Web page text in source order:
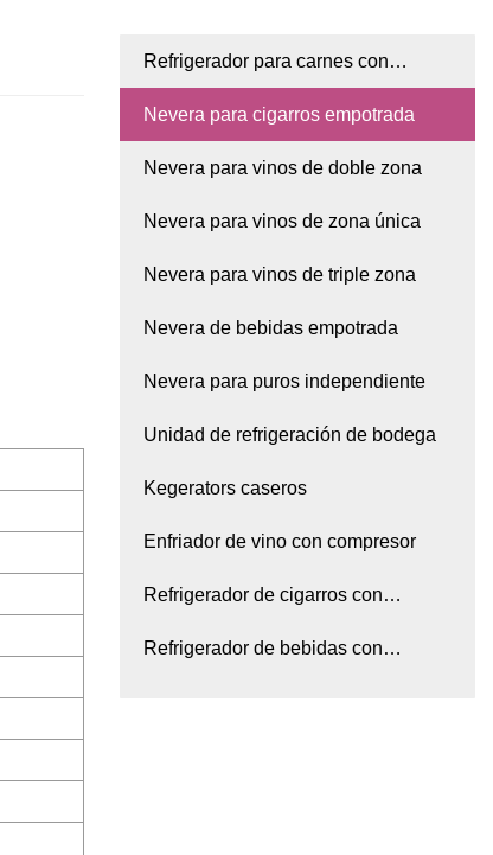
Refrigerador para carnes con
compresor
Nevera para cigarros empotrada
Nevera para vinos de doble zona
Nevera para vinos de zona única
Nevera para vinos de triple zona
Nevera de bebidas empotrada
Nevera para puros independiente
Unidad de refrigeración de bodega
Kegerators caseros
Enfriador de vino con compresor
Refrigerador de cigarros con
compresor
Refrigerador de bebidas con